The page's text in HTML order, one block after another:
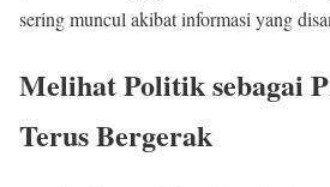
sering muncul akibat informasi yang
Melihat Politik sebagai
Terus Bergerak